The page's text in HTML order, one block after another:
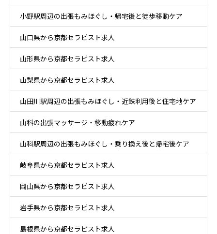
小野駅周辺の出張もみほぐし・帰宅後と徒歩移動ケア
山口県から京都セラピスト求人
山形県から京都セラピスト求人
山梨県から京都セラピスト求人
山田川駅周辺の出張もみほぐし・近鉄利用後と住宅地ケア
山科の出張マッサージ・移動疲れケア
山科駅周辺の出張もみほぐし・乗り換え後と帰宅後ケア
岐阜県から京都セラピスト求人
岡山県から京都セラピスト求人
岩手県から京都セラピスト求人
島根県から京都セラピスト求人